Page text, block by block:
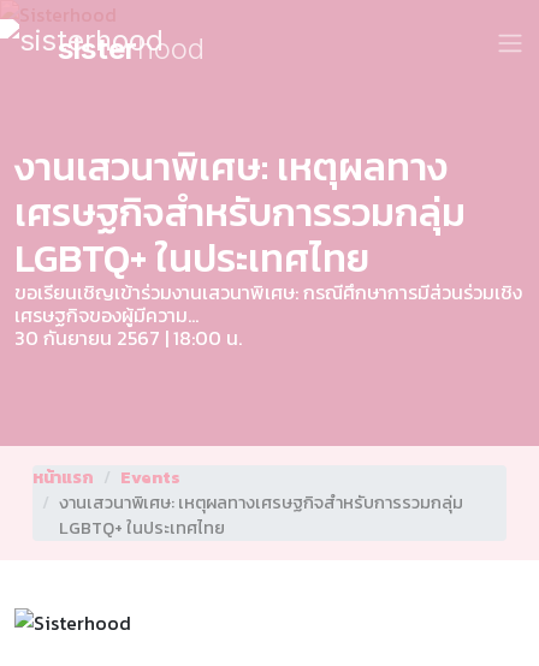
sisterhood
งานเสวนาพิเศษ: เหตุผลทาง
เศรษฐกิจสำหรับการรวมกลุ่ม
LGBTQ+ ในประเทศไทย
ขอเรียนเชิญเข้าร่วมงานเสวนาพิเศษ: กรณีศึกษาการมีส่วนร่วมเชิง
เศรษฐกิจของผู้มีความ...
30 กันยายน 2567 | 18:00 น.
หน้าแรก
Events
งานเสวนาพิเศษ: เหตุผลทางเศรษฐกิจสำหรับการรวมกลุ่ม
LGBTQ+ ในประเทศไทย